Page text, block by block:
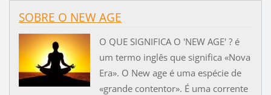
SOBRE O NEW AGE
O QUE SIGNIFICA O 'NEW AGE' ? é
um termo inglês que significa «Nova
Era». O New age é uma espécie de
«grande contentor». É uma corrente